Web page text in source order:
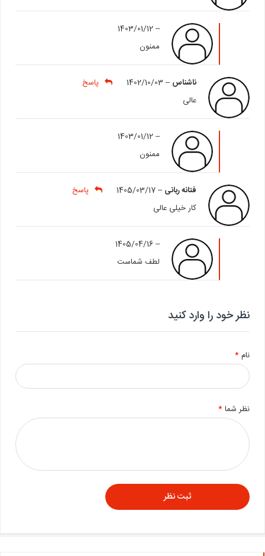
–
ممنون
ناشناس –
پاسخ
عالی
–
ممنون
فتانه ربانی –
پاسخ
کار خیلی عالی
–
لطف شماست
نظر خود را وارد کنید
نام*
نظر شما*